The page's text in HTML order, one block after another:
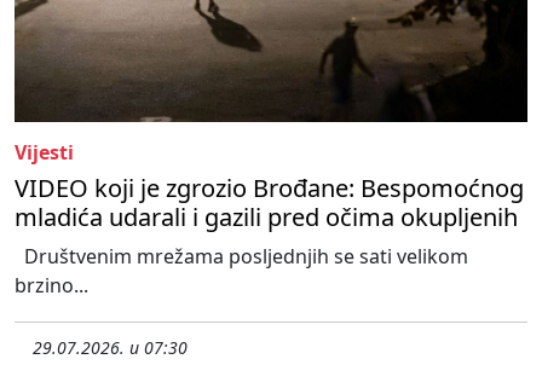
Vijesti
VIDEO koji je zgrozio Brođane: Bespomoćnog
mladića udarali i gazili pred očima okupljenih
Društvenim mrežama posljednjih se sati velikom
brzino...
29.07.2026. u 07:30